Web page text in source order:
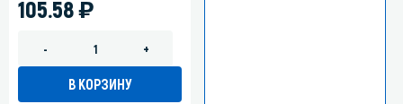
105.58)
- +
В КОРЗИНУ